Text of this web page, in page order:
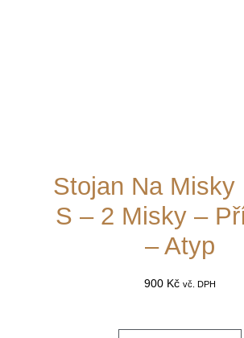
Stojan Na Misky
S – 2 Misky –
– Atyp
900 Kč vč. DPH